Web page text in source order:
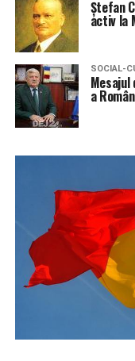
Ştefan
activ la
SOCIAL-
Mesajul
a